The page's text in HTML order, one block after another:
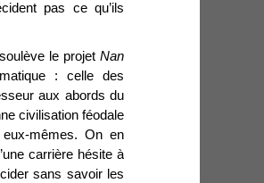
pas ce qu’ils
le projet Nan
: celle des
aux abords du
civilisation féodale
mêmes. On en
carrière hésite à
sans savoir les